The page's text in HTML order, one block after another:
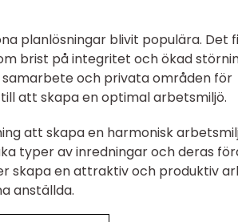
planlösningar blivit populära. Det
brist på integritet och ökad
och privata områden för
att skapa en optimal arbetsmiljö.
att skapa en harmonisk
typer av inredningar och deras
skapa en attraktiv och produktiv
anställda.